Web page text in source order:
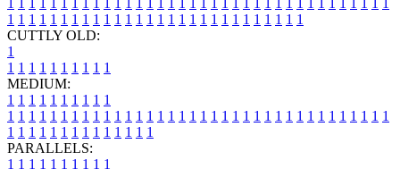
1 1 1 1 1 1 1 1 1 1 1 1 1 1 1 1 1 1 1 1 1 1 1 1 1 1 1 1
CUTTLY OLD:
1
1 1 1 1 1 1 1 1 1 1
MEDIUM:
1 1 1 1 1 1 1 1 1 1
1 1 1 1 1 1 1 1 1 1 1 1 1 1 1 1 1 1 1 1 1 1 1 1 1 1 1 1 1 1 1 1 1 1 1 1
1 1 1 1 1 1 1 1 1 1 1 1 1 1
PARALLELS:
1 1 1 1 1 1 1 1 1 1